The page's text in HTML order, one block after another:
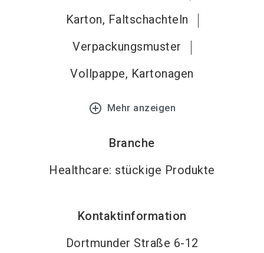
Karton, Faltschachteln
Verpackungsmuster
Vollpappe, Kartonagen
add_circle_outline Mehr anzeigen
Branche
Healthcare: stückige Produkte
Kontaktinformation
Dortmunder Straße 6-12